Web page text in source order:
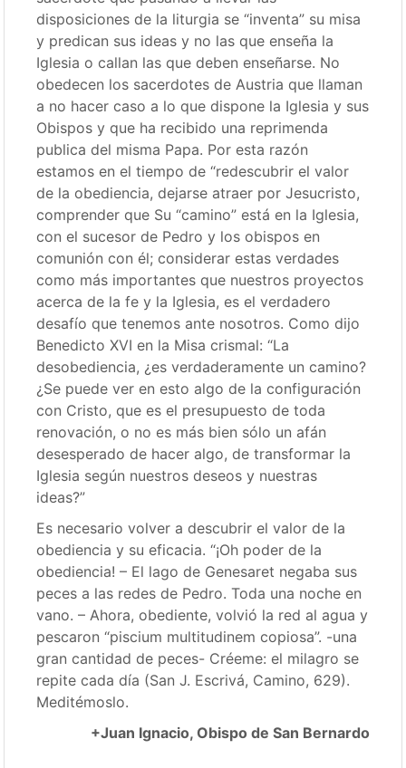
disposiciones de la liturgia se “inventa” su misa
y predican sus ideas y no las que enseña la
Iglesia o callan las que deben enseñarse. No
obedecen los sacerdotes de Austria que llaman
a no hacer caso a lo que dispone la Iglesia y sus
Obispos y que ha recibido una reprimenda
publica del misma Papa. Por esta razón
estamos en el tiempo de “redescubrir el valor
de la obediencia, dejarse atraer por Jesucristo,
comprender que Su “camino” está en la Iglesia,
con el sucesor de Pedro y los obispos en
comunión con él; considerar estas verdades
como más importantes que nuestros proyectos
acerca de la fe y la Iglesia, es el verdadero
desafío que tenemos ante nosotros. Como dijo
Benedicto XVI en la Misa crismal: “La
desobediencia, ¿es verdaderamente un camino?
¿Se puede ver en esto algo de la configuración
con Cristo, que es el presupuesto de toda
renovación, o no es más bien sólo un afán
desesperado de hacer algo, de transformar la
Iglesia según nuestros deseos y nuestras
ideas?”
Es necesario volver a descubrir el valor de la
obediencia y su eficacia. “¡Oh poder de la
obediencia! – El lago de Genesaret negaba sus
peces a las redes de Pedro. Toda una noche en
vano. – Ahora, obediente, volvió la red al agua y
pescaron “piscium multitudinem copiosa”. -una
gran cantidad de peces- Créeme: el milagro se
repite cada día (San J. Escrivá, Camino, 629).
Meditémoslo.
+Juan Ignacio, Obispo de San Bernardo